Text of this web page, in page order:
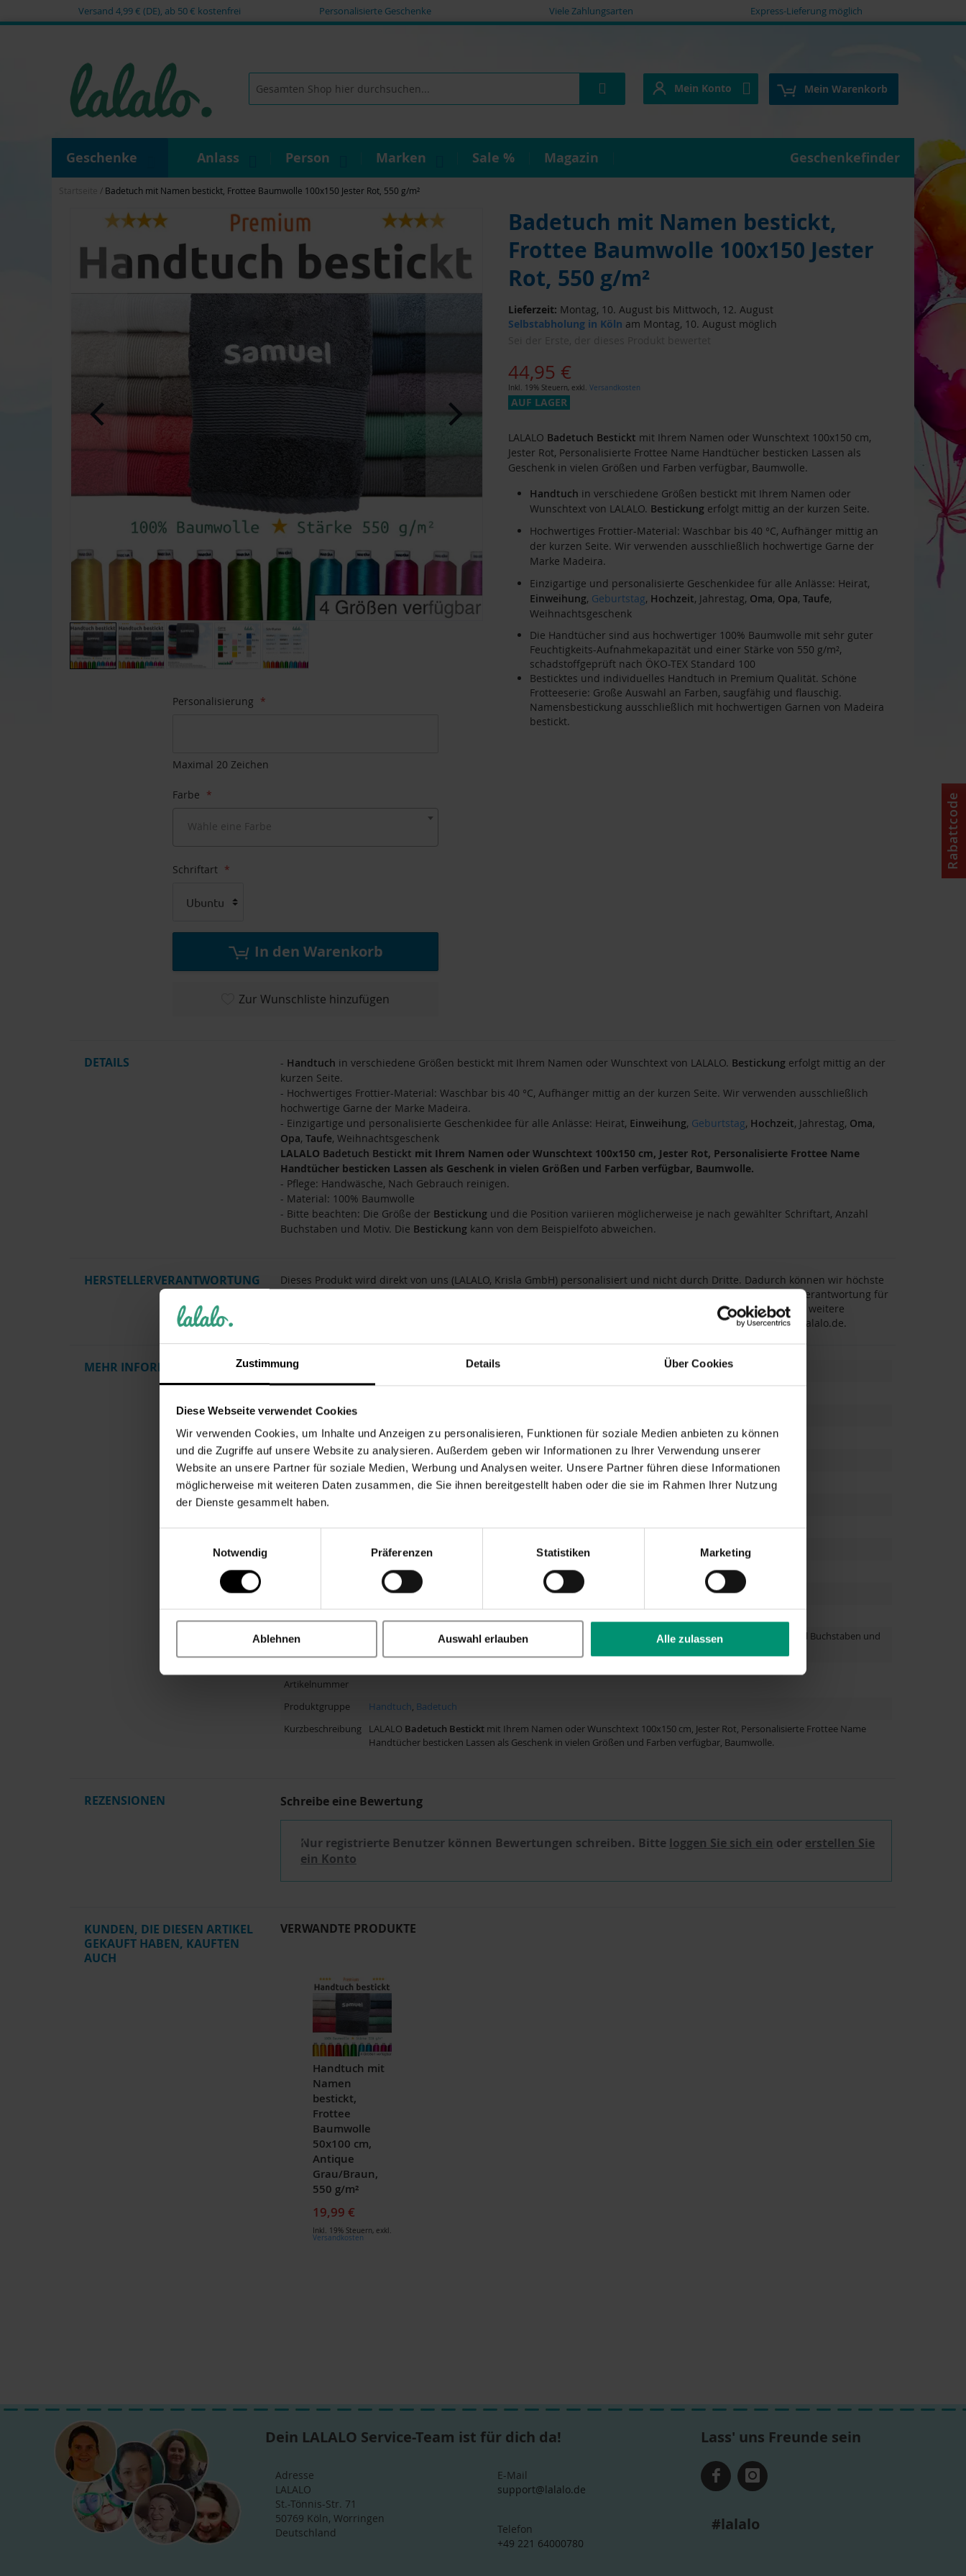
Zustimmung Details Über Cookies
Diese Webseite verwendet Cookies
Wir verwenden Cookies, um Inhalte und Anzeigen zu personalisieren, Funktionen für soziale Medien anbieten zu können
und die Zugriffe auf unsere Website zu analysieren. Außerdem geben wir Informationen zu Ihrer Verwendung unserer
Website an unsere Partner für soziale Medien, Werbung und Analysen weiter. Unsere Partner führen diese Informationen
möglicherweise mit weiteren Daten zusammen, die Sie ihnen bereitgestellt haben oder die sie im Rahmen Ihrer Nutzung
der Dienste gesammelt haben.
Notwendig
Präferenzen Statistiken Marketing
Ablehnen Auswahl erlauben Alle zulassen
Versand 4,99 € (DE), ab 50 € kostenfrei Personalisierte Geschenke Viele Zahlungsarten Express-Lieferung möglich
springen
Mein Warenkorb
Mein Konto
Mein Konto
Geschenke Anlass Person Marken Sale % Magazin Geschenkefinder
Badetuch mit Namen bestickt, Frottee Baumwolle 100x150 Jester Rot, 550 g/m²
Badetuch mit Namen bestickt,
Frottee Baumwolle 100x150 Jester
Rot, 550 g/m²
Lieferzeit: Montag, 10. August bis Mittwoch, 12. August
Selbstabholung in Köln am Montag, 10. August möglich
44,95 €
Inkl. 19% Steuern, exkl. Versandkosten
AUF LAGER
LALALO Badetuch Bestickt mit Ihrem Namen oder Wunschtext 100x150 cm,
Jester Rot, Personalisierte Frottee Name Handtücher besticken Lassen als
Geschenk in vielen Größen und Farben verfügbar, Baumwolle.
Handtuch in verschiedene Größen bestickt mit Ihrem Namen oder
Wunschtext von LALALO. Bestickungerfolgt mittig an der kurzen Seite.
Hochwertiges Frottier-Material: Waschbar bis 40 °C, Aufhänger mittig an
der kurzen Seite. Wir verwenden ausschließlich hochwertige Garne der
Marke Madeira.
Einzigartige und personalisierte Geschenkidee für alle Anlässe: Heirat,
Einweihung, Geburtstag, Hochzeit, Jahrestag, Oma, Opa, Taufe,
Weihnachtsgeschenk
Die Handtücher sind aus hochwertiger 100% Baumwolle mit sehr guter
Feuchtigkeits-Aufnahmekapazität und einer Stärke von 550 g/m²,
schadstoffgeprüft nach ÖKO-TEX Standard 100
Besticktes und individuelles Handtuch in Premium Qualität. Schöne
Frotteeserie: Große Auswahl an Farben, saugfähig und flauschig.
Namensbestickung ausschließlich mit hochwertigen Garnen von Madeira
bestickt.
Bildgalerie
springen
Personalisierung
Maximal 20 Zeichen
Farbe
Wähle eine Farbe
Schriftart
Ubuntu
In den Warenkorb
Zur Wunschliste hinzufügen
DETAILS - Handtuch in verschiedene Größen bestickt mit Ihrem Namen oder Wunschtext von LALALO. Bestickungerfolgt mittig an der
kurzen Seite.
- Hochwertiges Frottier-Material: Waschbar bis 40 °C, Aufhänger mittig an der kurzen Seite. Wir verwenden ausschließlich
hochwertige Garne der Marke Madeira.
- Einzigartige und personalisierte Geschenkidee für alle Anlässe: Heirat, Einweihung, Geburtstag, Hochzeit, Jahrestag, Oma,
Opa, Taufe, Weihnachtsgeschenk
LALALO Badetuch Bestickt mit Ihrem Namen oder Wunschtext 100x150 cm, Jester Rot, Personalisierte Frottee Name
Handtücher besticken Lassen als Geschenk in vielen Größen und Farben verfügbar, Baumwolle.
- Pflege: Handwäsche, Nach Gebrauch reinigen.
- Material: 100% Baumwolle
- Bitte beachten: Die Größe der Bestickungund die Position variieren möglicherweise je nach gewählter Schriftart, Anzahl
Buchstaben und Motiv. Die Bestickungkann von dem Beispielfoto abweichen.
HERSTELLERVERANTWORTUNG
Dieses Produkt wird direkt von uns (LALALO, Krisla GmbH) personalisiert und nicht durch Dritte. Dadurch können wir höchste
Qualität und eine sorgfältige Ausführung der Personalisierung gewährleisten. LALALO übernimmt die volle Verantwortung für
die Einhaltung aller gesetzlichen Anforderungen an Konformität und Produktsicherheit. Für Rückfragen oder weitere
Informationen erreichen Sie uns hier: Krisla GmbH (LALALO), St.-Tönnis-Str. 71, 50769 Köln, E-Mail:support@lalalo.de.
MEHR INFORMATIONEN Artikelnummer
Hersteller
Pflegehinweiß
Handwäsche, Nach Gebrauch reinigen.
Zielgruppe
Oma,Opa
Motiv / Form
Bär
Personalisierung
Altersgruppe
Erwachsene
Taufe, Valentinstag ,Hochzeit
Jahrestag
100% Baumwolle
Rot
Hinweise
Die Größe der Bestickung und die Position variieren möglicherweise je nach gewählter Schriftart, Anzahl Buchstaben und
Hersteller
Artikelnummer
BD680
Produktgruppe Handtuch, Badetuch
Kurzbeschreibung
LALALO Badetuch Besticktmit Ihrem Namen oder Wunschtext 100x150 cm, Jester Rot, Personalisierte Frottee Name
Handtücher besticken Lassen als Geschenk in vielen Größen und Farben verfügbar, Baumwolle.
REZENSIONEN Schreibe eine Bewertung
Nur registrierte Benutzer können Bewertungen schreiben. Bitte loggen Sie sich ein oder erstellen Sie
ein Konto
KUNDEN, DIE DIESEN ARTIKEL
GEKAUFT HABEN, KAUFTEN
AUCH
VERWANDTE PRODUKTE
Handtuch mit
Namen
bestickt,
Frottee
Baumwolle
50x100 cm,
Antique
Grau/Braun,
550 g/m²
19,99 €
Inkl. 19% Steuern, exkl.
Versandkosten
Dein LALALO Service-Team ist für dich da!
Adresse
LALALO
St.-Tönnis-Str. 71
50769 Köln, Worringen
Deutschland
E-Mail
support@lalalo.de
Telefon
+49 221 64000780
Lass' uns Freunde sein
#lalalo
Rabattcode